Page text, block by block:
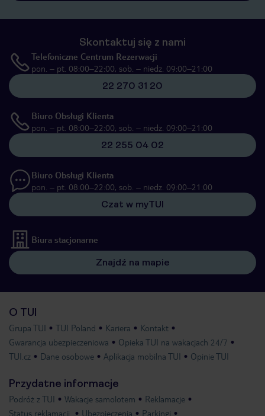
Skontaktuj się z nami
Telefoniczne Centrum Rezerwacji
pon. – pt. 08:00–22:00, sob. – niedz. 09:00–21:00
22 270 31 20
Biuro Obsługi Klienta
pon. – pt. 08:00–22:00, sob. – niedz. 09:00–21:00
22 255 04 02
Biuro Obsługi Klienta
pon. – pt. 08:00–22:00, sob. – niedz. 09:00–21:00
Czat w myTUI
Biura stacjonarne
Znajdź na mapie
O TUI
Grupa TUI TUI Poland Kariera
Kontakt
Gwarancja ubezpieczeniowa
Opieka TUI na wakacjach 24/7
TUI.cz
Dane osobowe Aplikacja mobilna TUI Opinie TUI
Przydatne informacje
Podróż z TUI Wakacje samolotem
Reklamacje
Status reklamacji
Ubezpieczenia Parkingi